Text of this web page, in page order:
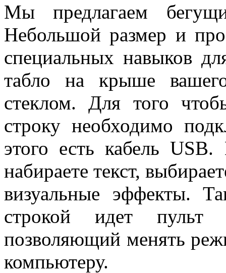
Мы предлагаем
Небольшой размер и
специальных навыков
табло на крыше
стеклом. Для того
строку необходимо
этого есть кабель
набираете текст,
визуальные эффекты.
строкой идет пульт
позволяющий менять
компьютеру.